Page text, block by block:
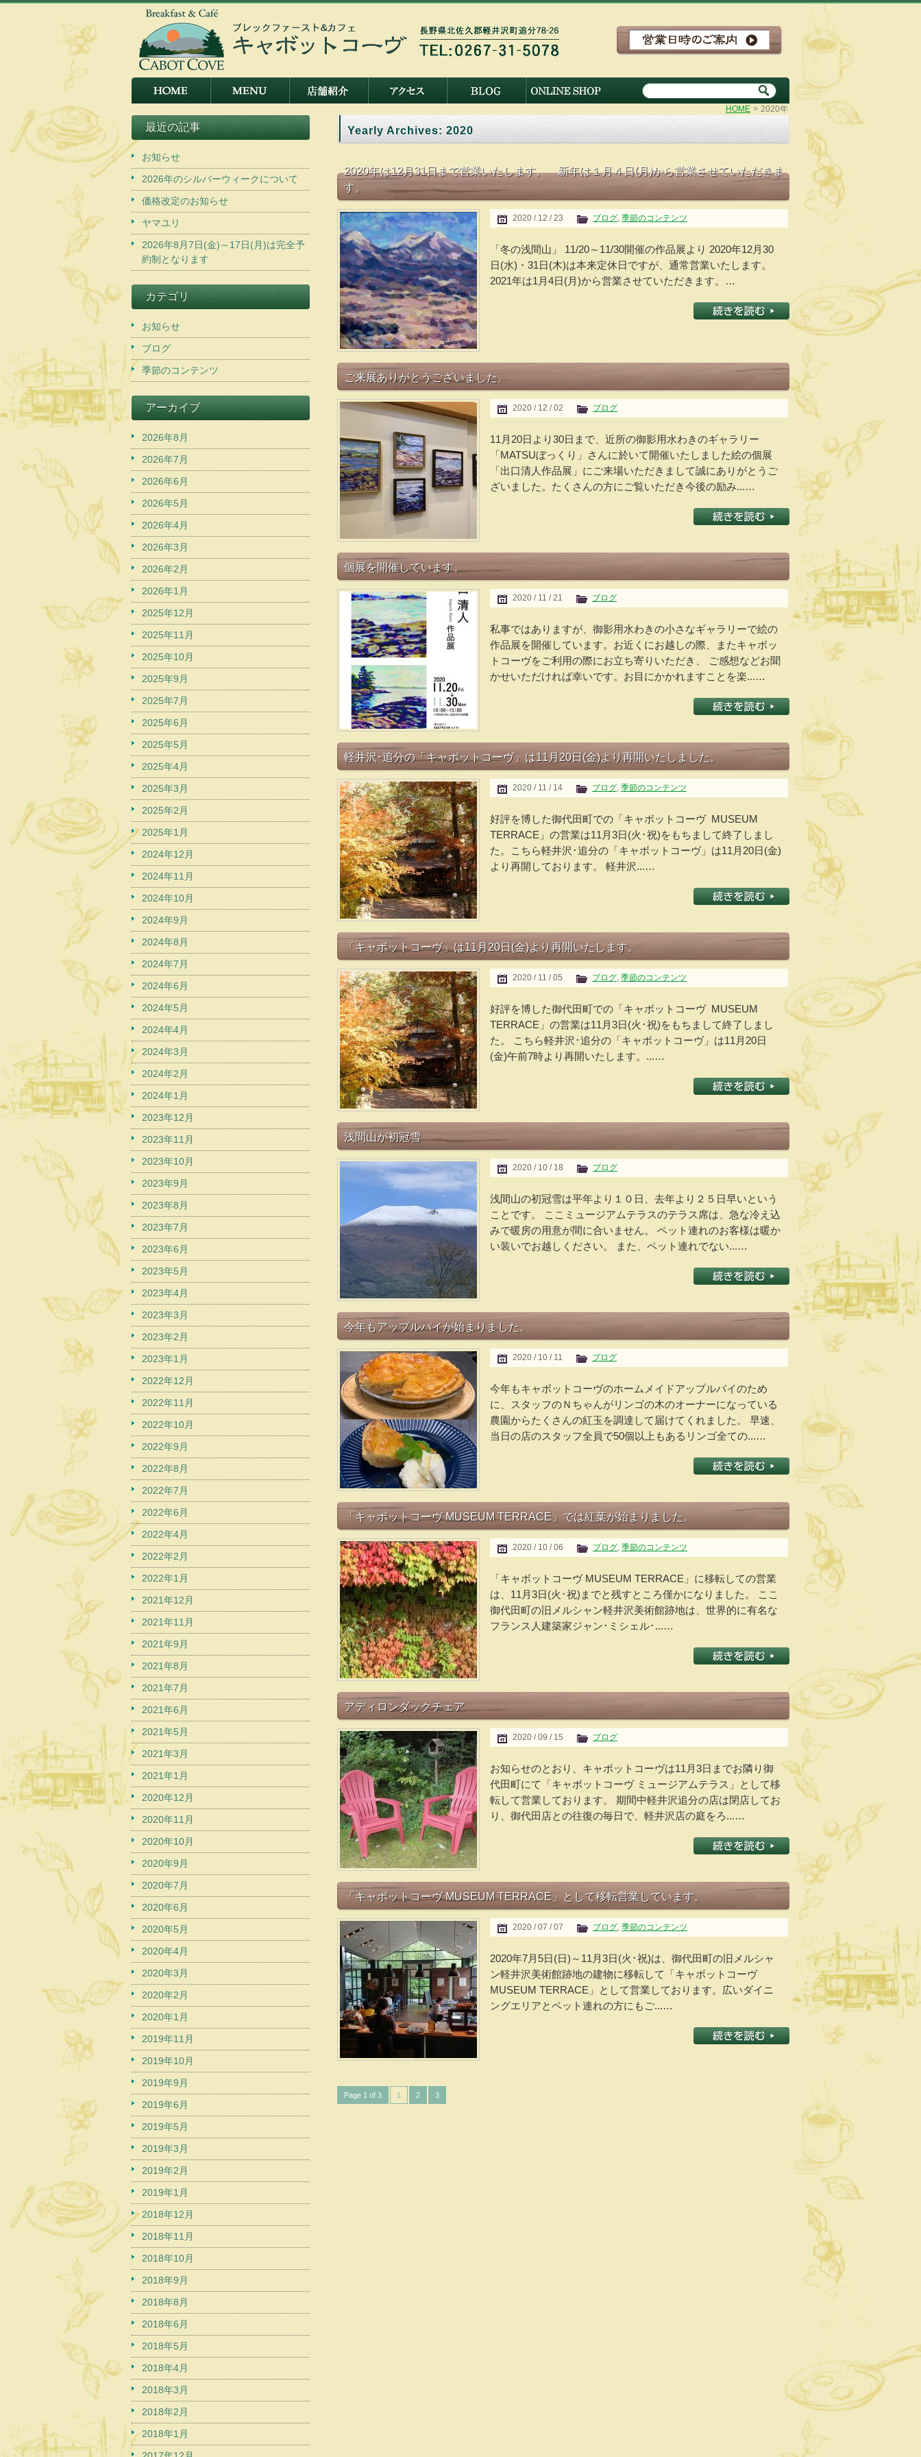
HOME > 2020年
Yearly Archives: 2020
2020年は12月31日まで営業いたします。 新年は１月４日(月)から営業させていただきま
す。
2020 / 12 / 23 ブログ, 季節のコンテンツ
「冬の浅間山」 11/20～11/30開催の作品展より 2020年12月30
日(水)・31日(木)は本来定休日ですが、通常営業いたします。
2021年は1月4日(月)から営業させていただきます。…
ご来展ありがとうございました。
2020 / 12 / 02 ブログ
11月20日より30日まで、近所の御影用水わきのギャラリー
「MATSUぼっくり」さんに於いて開催いたしました絵の個展
「出口清人作品展」にご来場いただきまして誠にありがとうご
ざいました。たくさんの方にご覧いただき今後の励み...…
個展を開催しています。
2020 / 11 / 21 ブログ
私事ではありますが、御影用水わきの小さなギャラリーで絵の
作品展を開催しています。お近くにお越しの際、またキャボッ
トコーヴをご利用の際にお立ち寄りいただき、 ご感想などお聞
かせいただければ幸いです。お目にかかれますことを楽...…
軽井沢･追分の「キャボットコーヴ」は11月20日(金)より再開いたしました。
2020 / 11 / 14 ブログ, 季節のコンテンツ
好評を博した御代田町での「キャボットコーヴ MUSEUM
TERRACE」の営業は11月3日(火･祝)をもちまして終了しまし
た。こちら軽井沢･追分の「キャボットコーヴ」は11月20日(金)
より再開しております。 軽井沢...…
「キャボットコーヴ」は11月20日(金)より再開いたします。
2020 / 11 / 05 ブログ, 季節のコンテンツ
好評を博した御代田町での「キャボットコーヴ MUSEUM
TERRACE」の営業は11月3日(火･祝)をもちまして終了しまし
た。 こちら軽井沢･追分の「キャボットコーヴ」は11月20日
(金)午前7時より再開いたします。...…
浅間山が初冠雪
2020 / 10 / 18 ブログ
浅間山の初冠雪は平年より１０日、去年より２５日早いという
ことです。 ここミュージアムテラスのテラス席は、急な冷え込
みで暖房の用意が間に合いません。 ペット連れのお客様は暖か
い装いでお越しください。 また、ペット連れでない...…
今年もアップルパイが始まりました。
2020 / 10 / 11 ブログ
今年もキャボットコーヴのホームメイドアップルパイのため
に、スタッフのＮちゃんがリンゴの木のオーナーになっている
農園からたくさんの紅玉を調達して届けてくれました。 早速、
当日の店のスタッフ全員で50個以上もあるリンゴ全ての...…
「キャボットコーヴ MUSEUM TERRACE」では紅葉が始まりました。
2020 / 10 / 06 ブログ, 季節のコンテンツ
「キャボットコーヴ MUSEUM TERRACE」に移転しての営業
は、11月3日(火･祝)までと残すところ僅かになりました。 ここ
御代田町の旧メルシャン軽井沢美術館跡地は、世界的に有名な
フランス人建築家ジャン･ミシェル･...…
アディロンダックチェア
2020 / 09 / 15 ブログ
お知らせのとおり、キャボットコーヴは11月3日までお隣り御
代田町にて「キャボットコーヴ ミュージアムテラス」として移
転して営業しております。 期間中軽井沢追分の店は閉店してお
り、御代田店との往復の毎日で、軽井沢店の庭をろ...…
「キャボットコーヴ MUSEUM TERRACE」として移転営業しています。
2020 / 07 / 07 ブログ, 季節のコンテンツ
2020年7月5日(日)～11月3日(火･祝)は、御代田町の旧メルシャ
ン軽井沢美術館跡地の建物に移転して「キャボットコーヴ
MUSEUM TERRACE」として営業しております。広いダイニ
ングエリアとペット連れの方にもご...…
Page 1 of 3 1 2 3
最近の記事
お知らせ
2026年のシルバーウィークについて
価格改定のお知らせ
ヤマユリ
2026年8月7日(金)～17日(月)は完全予
約制となります
カテゴリ
お知らせ
ブログ
季節のコンテンツ
アーカイブ
2026年8月
2026年7月
2026年6月
2026年5月
2026年4月
2026年3月
2026年2月
2026年1月
2025年12月
2025年11月
2025年10月
2025年9月
2025年7月
2025年6月
2025年5月
2025年4月
2025年3月
2025年2月
2025年1月
2024年12月
2024年11月
2024年10月
2024年9月
2024年8月
2024年7月
2024年6月
2024年5月
2024年4月
2024年3月
2024年2月
2024年1月
2023年12月
2023年11月
2023年10月
2023年9月
2023年8月
2023年7月
2023年6月
2023年5月
2023年4月
2023年3月
2023年2月
2023年1月
2022年12月
2022年11月
2022年10月
2022年9月
2022年8月
2022年7月
2022年6月
2022年4月
2022年2月
2022年1月
2021年12月
2021年11月
2021年9月
2021年8月
2021年7月
2021年6月
2021年5月
2021年3月
2021年1月
2020年12月
2020年11月
2020年10月
2020年9月
2020年7月
2020年6月
2020年5月
2020年4月
2020年3月
2020年2月
2020年1月
2019年11月
2019年10月
2019年9月
2019年6月
2019年5月
2019年3月
2019年2月
2019年1月
2018年12月
2018年11月
2018年10月
2018年9月
2018年8月
2018年6月
2018年5月
2018年4月
2018年3月
2018年2月
2018年1月